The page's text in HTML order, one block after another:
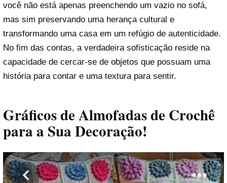
você não está apenas preenchendo um vazio no sofá,
mas sim preservando uma herança cultural e
transformando uma casa em um refúgio de autenticidade.
No fim das contas, a verdadeira sofisticação reside na
capacidade de cercar-se de objetos que possuam uma
história para contar e uma textura para sentir.
Gráficos de Almofadas de Crochê
para a Sua Decoração!